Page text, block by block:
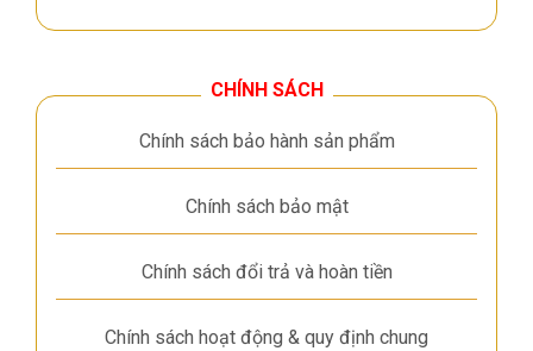
CHÍNH SÁCH
Chính sách bảo hành sản phẩm
Chính sách bảo mật
Chính sách đổi trả và hoàn tiền
Chính sách hoạt động & quy định chung